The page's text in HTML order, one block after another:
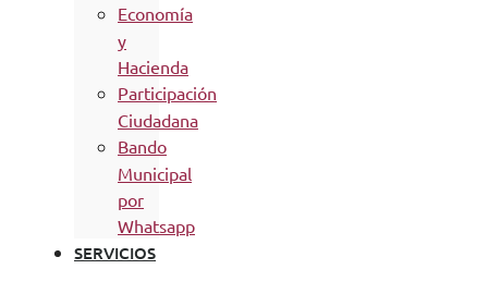
Economía
y
Hacienda
Participación
Ciudadana
Bando
Municipal
por
Whatsapp
SERVICIOS